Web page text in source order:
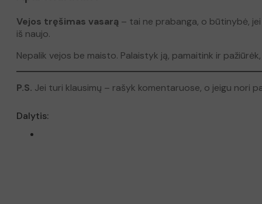
s
k
y
s
t
o
t
Vejos tręšimas vasarą – tai ne prabanga, o būtinybė,
iš naujo.
Nepalik vejos be maisto. Palaistyk ją, pamaitink ir
P.S. Jei turi klausimų – rašyk komentaruose, o jeigu nori
Dalytis: